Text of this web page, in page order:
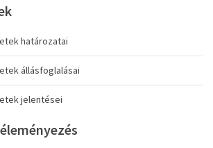
határozatai
állásfoglalásai
jelentései